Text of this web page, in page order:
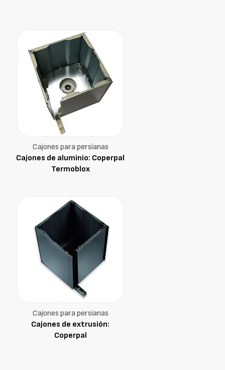
Cajones para persianas
Cajones de aluminio: Coperpal
Termoblox
Cajones para persianas
Cajones de extrusión:
Coperpal